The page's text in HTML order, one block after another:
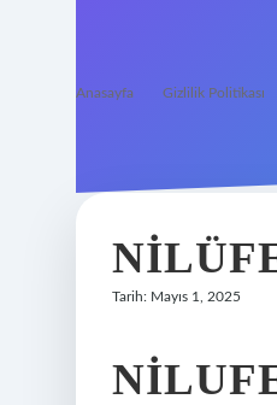
Anasayfa Gizlilik Politikası
Tarih: Mayıs 1, 2025